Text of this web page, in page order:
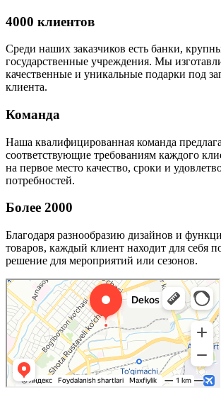
4000 клиентов
Среди наших заказчиков есть банки,
государственные учреждения. Мы
качественные и уникальные подарки под
клиента.
Команда
Наша квалифицированная команда
соответствующие требованиям каждого
на первое место качество, сроки и
потребностей.
Более 2000
Благодаря разнообразию дизайнов и
товаров, каждый клиент находит для себя
решение для мероприятий или сезонов.